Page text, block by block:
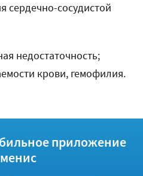
сердечно-сосудистой
недостаточность;
крови, гемофилия.
приложение